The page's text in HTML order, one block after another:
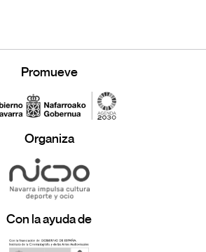
Promueve
Organiza
Con la ayuda de